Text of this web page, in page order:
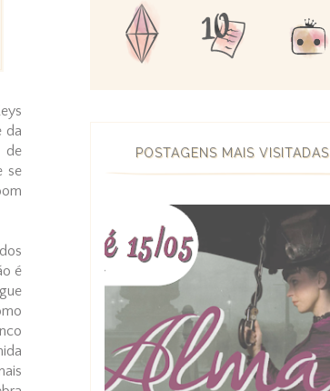
da
de
se
é
POSTAGENS MAIS VISITADAS